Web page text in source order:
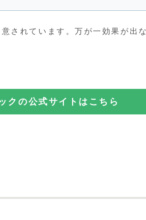
意されています。万が一効果が出
クの公式サイトはこちら